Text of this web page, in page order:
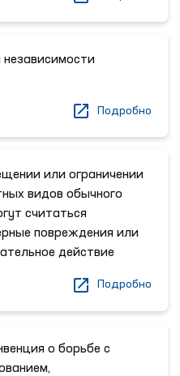
Подробно
или ограничении
видов обычного
считаться
повреждения или
действие
Подробно
о борьбе с